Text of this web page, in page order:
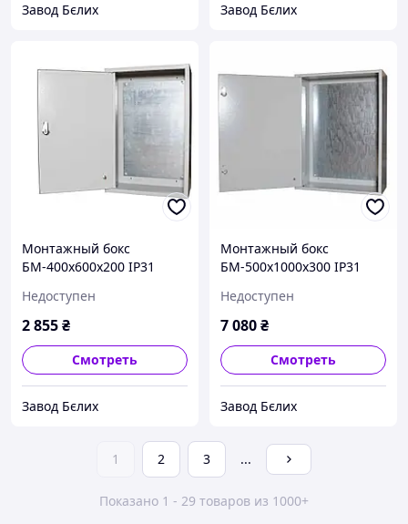
Завод Бєлих Завод Бєлих
Монтажный бокс
БМ-400х600х200 IP31
Недоступен
2 855₴
Смотреть
Завод Бєлих
Монтажный бокс
БМ-500х1000х300 IP31
Недоступен
7 080₴
Смотреть
Завод Бєлих
1 2 3 ...
Показано 1 - 29 товаров из 1000+